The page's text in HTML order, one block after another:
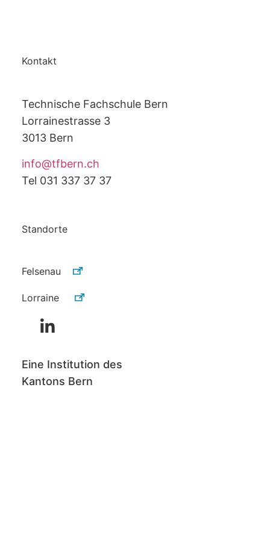
Kontakt
Technische Fachschule Bern
Lorrainestrasse 3
3013 Bern
info@tfbern.ch
Tel 031 337 37 37
Standorte
Felsenau
Lorraine
Eine Institution des
Kantons Bern